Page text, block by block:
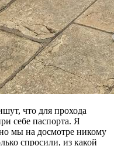
что для прохода
себе паспорта. Я
мы на досмотре никому
спросили, из какой